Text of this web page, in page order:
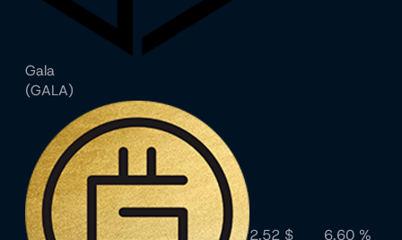
Gala
(GALA)
2,52 $ 6,60 %